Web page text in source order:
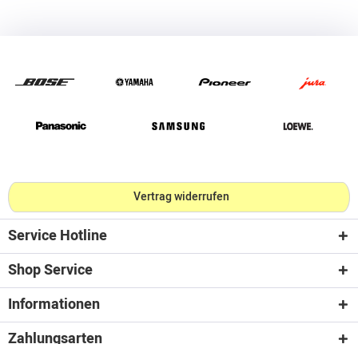
Vertrag widerrufen
Service Hotline
Shop Service
Informationen
Zahlungsarten